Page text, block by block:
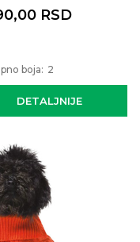
DETALJNIJE
RSD
boja: 2